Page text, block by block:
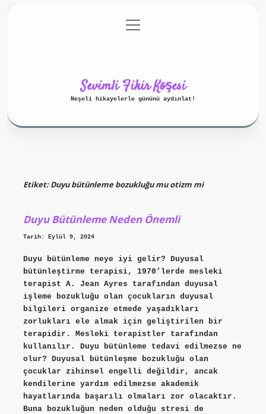
Gizlilik Politikası
menüyü
aç
Sevimli Fikir Köşesi
Neşeli hikayelerle gününü aydınlat!
Etiket:Duyu bütünleme bozukluğu mu otizm mi
Duyu Bütünleme Neden Önemli
Tarih: Eylül 9, 2024
Duyu bütünleme neye iyi gelir? Duyusal
bütünleştirme terapisi, 1970’lerde mesleki
terapist A. Jean Ayres tarafından duyusal
işleme bozukluğu olan çocukların duyusal
bilgileri organize etmede yaşadıkları
zorlukları ele almak için geliştirilen bir
terapidir. Mesleki terapistler tarafından
kullanılır. Duyu bütünleme tedavi edilmezse ne
olur? Duyusal bütünleşme bozukluğu olan
çocuklar zihinsel engelli değildir, ancak
kendilerine yardım edilmezse akademik
hayatlarında başarılı olmaları zor olacaktır.
Buna bozukluğun neden olduğu stresi de